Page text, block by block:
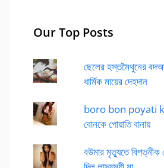
Our Top Posts
ছেলের হস্তমৈথুনের
ধার্মিক মায়ের দেহদান
boro bon poyati
বোনকে পোয়াতি বানায়
বউমার মৃত্যুতে